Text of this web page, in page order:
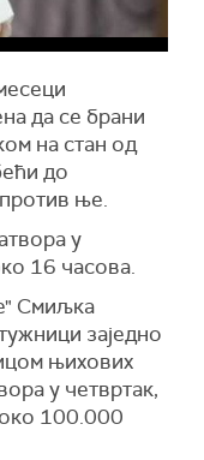
да се брани
на стан од
до
ње.
у
16 часова.
Смиљка
заједно
њихових
у четвртак,
око 100.000